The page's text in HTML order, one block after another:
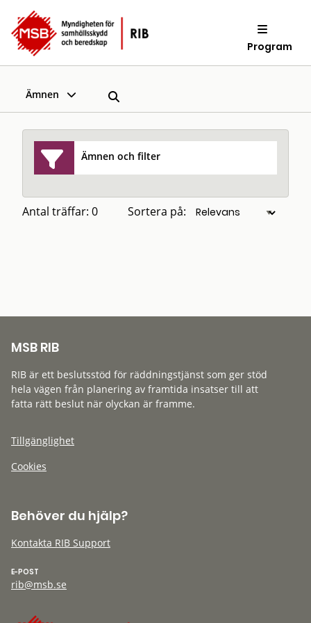
Program
Ämnen
Ämnen och filter
Antal träffar: 0 Sortera på:
MSB RIB
RIB är ett beslutsstöd för räddningstjänst som ger stöd
hela vägen från planering av framtida insatser till att
fatta rätt beslut när olyckan är framme.
Tillgänglighet
Cookies
Behöver du hjälp?
Kontakta RIB Support
E-POST
rib@msb.se